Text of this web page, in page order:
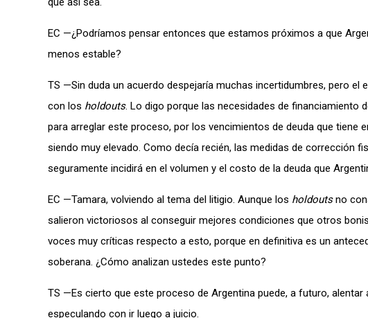
EC —¿Podríamos pensar entonces que estamos próximos a que
menos estable?
TS —Sin duda un acuerdo despejaría muchas incertidumbres, pero
con los holdouts. Lo digo porque las necesidades de financiamiento
para arreglar este proceso, por los vencimientos de deuda que
siendo muy elevado. Como decía recién, las medidas de corrección
seguramente incidirá en el volumen y el costo de la deuda que
EC —Tamara, volviendo al tema del litigio. Aunque los holdoutsno
salieron victoriosos al conseguir mejores condiciones que otros
voces muy críticas respecto a esto, porque en definitiva es un
soberana. ¿Cómo analizan ustedes este punto?
TS —Es cierto que este proceso de Argentina puede, a futuro,
especulando con ir luego a juicio.